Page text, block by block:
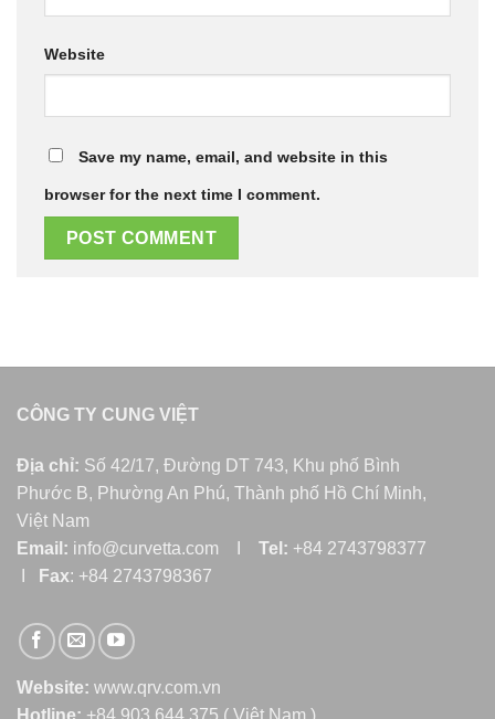
Website
Save my name, email, and website in this
browser for the next time I comment.
CÔNG TY CUNG VIỆT
Địa chỉ: Số 42/17, Đường DT 743, Khu phố Bình
Phước B, Phường An Phú, Thành phố Hồ Chí Minh,
Việt Nam
Email: info@curvetta.com I Tel: +84 2743798377
Fax: +84 2743798367
Website: www.qrv.com.vn
Hotline: +84 903 644 375 ( Việt Nam )